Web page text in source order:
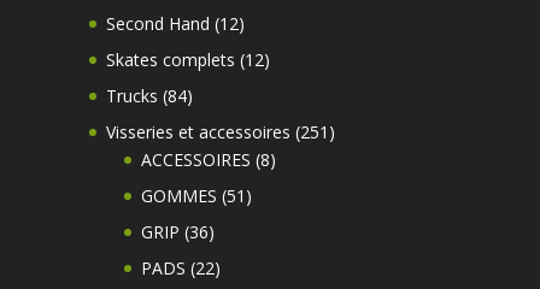
produits
Second Hand 1212
produits
Skates complets 1212
Trucks 8484
produits
Visseries et accessoires 251 251
ACCESSOIRES 88
GOMMES 51 51
GRIP 3636
produits
PADS 2222